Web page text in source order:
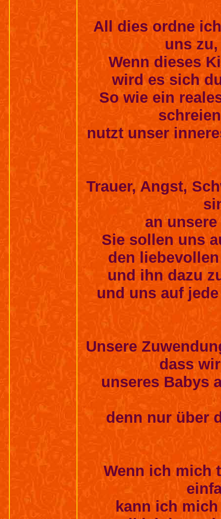
All dies ordne
uns
Wenn dieses
wird es sich
So wie ein
nutzt unser
Trauer, Angst,
an
Sie sollen uns
den
und ihn dazu
und uns auf
Unsere
dass
unseres Babys
denn nur über
Wenn ich mich
kann ich